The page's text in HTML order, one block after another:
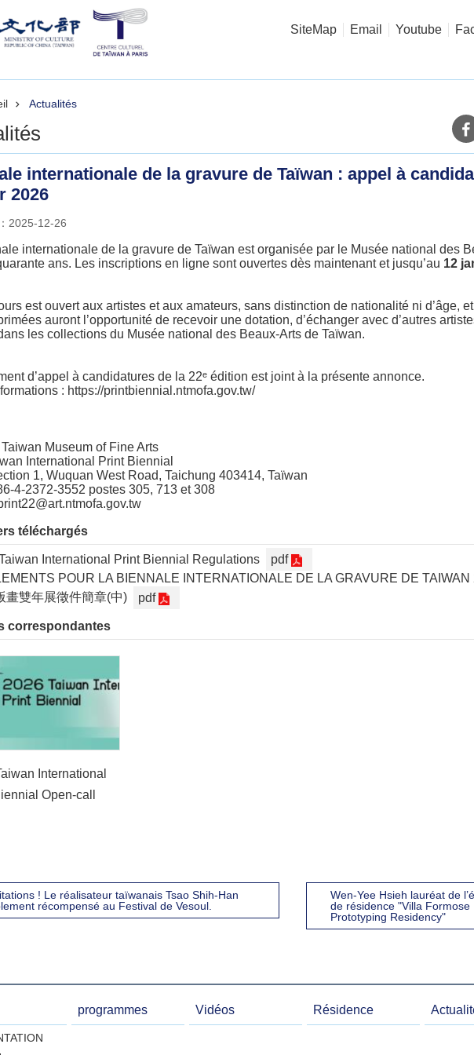
SiteMap
Email Youtube
Actualités
internationale de la gravure de Taïwan : appel à
2026
2025-12-26
internationale de la gravure de Taïwan est organisée par le Musée national des
ans. Les inscriptions en ligne sont ouvertes dès maintenant et jusqu’au 12
est ouvert aux artistes et aux amateurs, sans distinction de nationalité ni d’âge,
auront l’opportunité de recevoir une dotation, d’échanger avec d’autres
les collections du Musée national des Beaux-Arts de Taïwan.
d’appel à candidatures de la 22ᵉ édition est joint à la présente annonce.
: https://printbiennial.ntmofa.gov.tw/
Museum of Fine Arts
International Print Biennial
1, Wuquan West Road, Taichung 403414, Taïwan
4-2372-3552 postes 305, 713 et 308
téléchargés
International Print Biennial Regulations
pdf
POUR LA BIENNALE INTERNATIONALE DE LA GRAVURE DE TAIWAN
畫雙年展徵件簡章(中)
pdf
correspondantes
International
Open-call
! Le réalisateur taïwanais Tsao Shih-Han
récompensé au Festival de Vesoul.
Wen-Yee Hsieh lauréat de
de résidence "Villa
Prototyping Residency"
programmes Vidéos Résidence